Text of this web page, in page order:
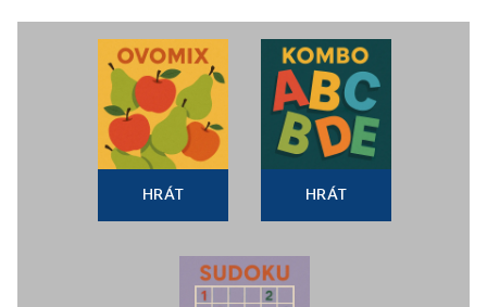
HRÁT HRÁT